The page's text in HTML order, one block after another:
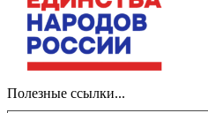
Полезные ссылки...